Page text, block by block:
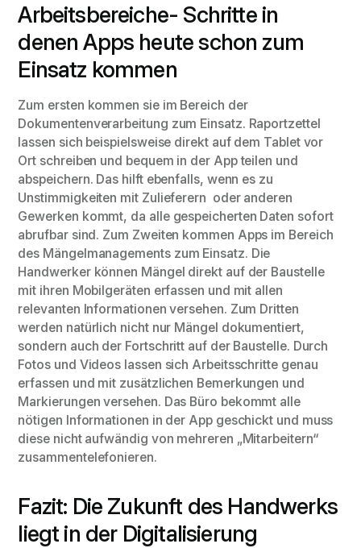
Arbeitsbereiche- Schritte in
denen Apps heute schon zum
Einsatz kommen
Zum ersten kommen sie im Bereich der
Dokumentenverarbeitung zum Einsatz. Raportzettel
lassen sich beispielsweise direkt auf dem Tablet vor
Ort schreiben und bequem in der App teilen und
abspeichern. Das hilft ebenfalls, wenn es zu
Unstimmigkeiten mit Zulieferern oder anderen
Gewerken kommt, da alle gespeicherten Daten sofort
abrufbar sind. Zum Zweiten kommen Apps im Bereich
des Mängelmanagements zum Einsatz. Die
Handwerker können Mängel direkt auf der Baustelle
mit ihren Mobilgeräten erfassen und mit allen
relevanten Informationen versehen. Zum Dritten
werden natürlich nicht nur Mängel dokumentiert,
sondern auch der Fortschritt auf der Baustelle. Durch
Fotos und Videos lassen sich Arbeitsschritte genau
erfassen und mit zusätzlichen Bemerkungen und
Markierungen versehen. Das Büro bekommt alle
nötigen Informationen in der App geschickt und muss
diese nicht aufwändig von mehreren „Mitarbeitern“
zusammentelefonieren.
Fazit: Die Zukunft des Handwerks
liegt in der Digitalisierung